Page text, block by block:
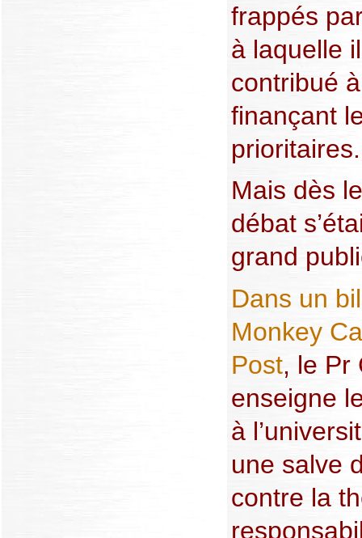
frappés
à laquelle
contribué
finançant
prioritaires.
Mais dès
débat
grand
Dans un
Monkey
Post, le Pr
enseigne
à
une salve
contre la